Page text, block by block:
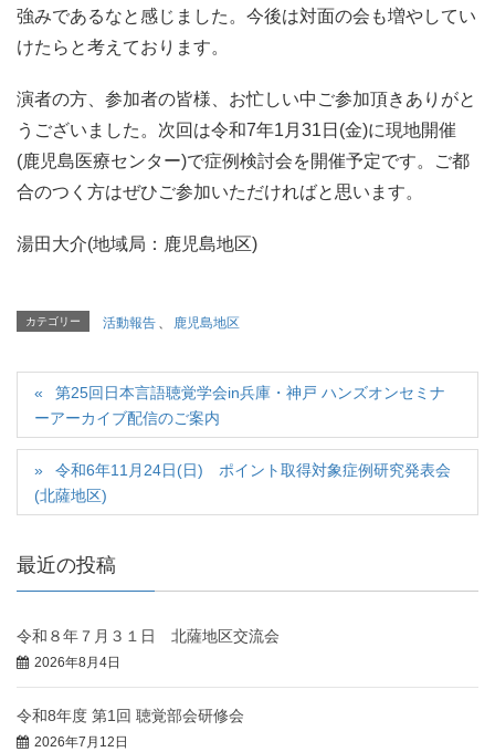
強みであるなと感じました。今後は対面の会も増やしてい
けたらと考えております。
演者の方、参加者の皆様、お忙しい中ご参加頂きありがと
うございました。次回は令和7年1月31日(金)に現地開催
(鹿児島医療センター)で症例検討会を開催予定です。ご都
合のつく方はぜひご参加いただければと思います。
湯田大介(地域局：鹿児島地区)
カテゴリー 活動報告 、 鹿児島地区
第25回日本言語聴覚学会in兵庫・神戸 ハンズオンセミナ
ーアーカイブ配信のご案内
令和6年11月24日(日) ポイント取得対象症例研究発表会
(北薩地区)
最近の投稿
令和８年７月３１日 北薩地区交流会
2026年8月4日
令和8年度 第1回 聴覚部会研修会
2026年7月12日